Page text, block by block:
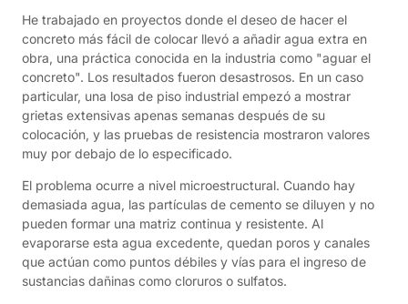
He trabajado en proyectos donde el deseo de hacer el
concreto más fácil de colocar llevó a añadir agua extra en
obra, una práctica conocida en la industria como "aguar el
concreto". Los resultados fueron desastrosos. En un caso
particular, una losa de piso industrial empezó a mostrar
grietas extensivas apenas semanas después de su
colocación, y las pruebas de resistencia mostraron valores
muy por debajo de lo especificado.
El problema ocurre a nivel microestructural. Cuando hay
demasiada agua, las partículas de cemento se diluyen y no
pueden formar una matriz continua y resistente. Al
evaporarse esta agua excedente, quedan poros y canales
que actúan como puntos débiles y vías para el ingreso de
sustancias dañinas como cloruros o sulfatos.